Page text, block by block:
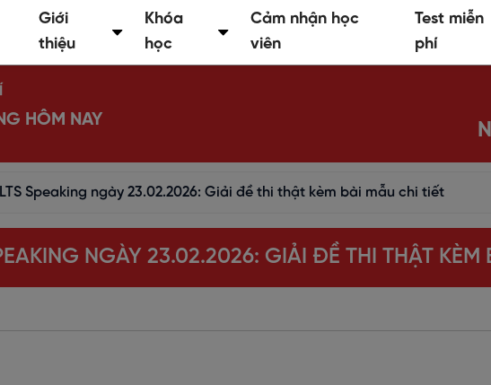
Giới
thiệu
Khóa
học
Cảm nhận học
viên
Test miễn
phí
HÔM NAY
Speaking ngày 23.02.2026: Giải đề thi thật kèm bài mẫu chi tiết
NGÀY 23.02.2026: GIẢI ĐỀ THI THẬT KÈM